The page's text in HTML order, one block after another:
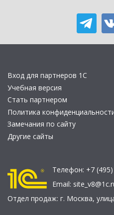
Вход для партнеров 1С
Учебная версия
Стать партнером
Политика
Замечания по сайту
Другие сайты
Телефон: +7
Email:
Отдел продаж: г. Москва,